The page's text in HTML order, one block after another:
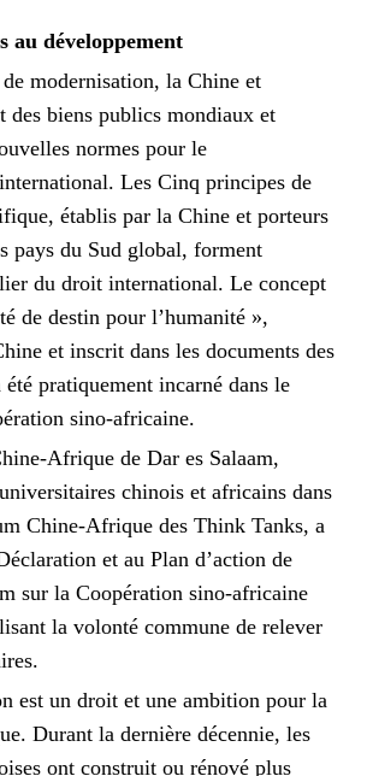
au développement
modernisation, la Chine et
des biens publics mondiaux et
normes pour le
Les Cinq principes de
établis par la Chine et porteurs
pays du Sud global, forment
du droit international. Le concept
de destin pour l’humanité »,
et inscrit dans les documents des
pratiquement incarné dans le
sino-africaine.
Afrique de Dar es Salaam,
chinois et africains dans
Chine-Afrique des Think Tanks, a
et au Plan d’action de
sur la Coopération sino-africaine
la volonté commune de relever
est un droit et une ambition pour la
Durant la dernière décennie, les
ont construit ou rénové plus